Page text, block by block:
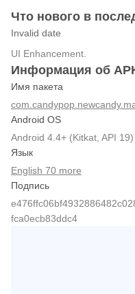
Что нового в
Invalid date
UI Enhancement.
Информация об
Имя пакета
Android OS
Android 4.4+ (Kitkat, API 19)
Язык
English 70 more
Подпись
fca0ecb83ddc4